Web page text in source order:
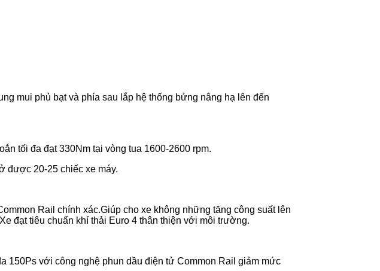
mui phủ bạt và phía sau lắp hệ thống bửng nâng hạ lên đến
tối đa đạt 330Nm tại vòng tua 1600-2600 rpm.
được 20-25 chiếc xe máy.
Rail chính xác.Giúp cho xe không những tăng công suất lên
đạt tiêu chuẩn khí thải Euro 4 thân thiện với môi trường.
150Ps với công nghệ phun dầu điện tử Common Rail giảm mức